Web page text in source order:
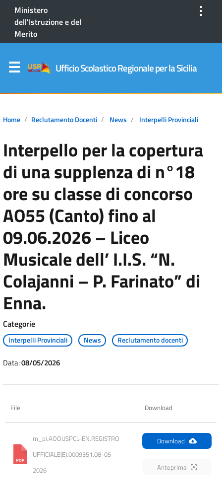
Ministero
dell'Istruzione e del
Merito
⋮
Ufficio Scolastico Regionale per la Sicilia
Home Reclutamento Docenti News Interpelli Provinciali
Interpello per la copertura
di una supplenza di n°18
ore su classe di concorso
AO55 (Canto) fino al
09.06.2026 – Liceo
Musicale dell’ I.I.S. “N.
Colajanni – P. Farinato” di
Enna.
Categorie
Interpelli Provinciali News Reclutamento docenti
Data:08/05/2026
File Download
m_pi.AOOUSPCL-EN.REGISTRO
UFFICIALE(E).0009351.08-05-
2026
Download
Anteprima